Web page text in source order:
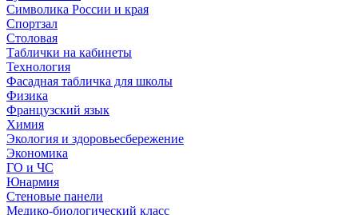
Символика России и края
Спортзал
Столовая
Таблички на кабинеты
Технология
Фасадная табличка для школы
Физика
Французский язык
Химия
Экология и здоровьесбережение
Экономика
ГО и ЧС
Юнармия
Стеновые панели
Медико-биологический класс